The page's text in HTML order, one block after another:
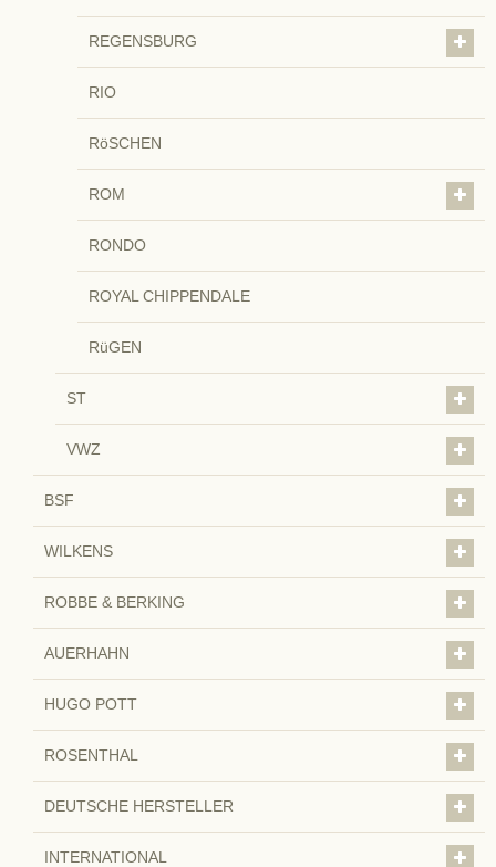
REGENSBURG
RIO
RöSCHEN
ROM
RONDO
ROYAL CHIPPENDALE
RüGEN
ST
VWZ
BSF
WILKENS
ROBBE & BERKING
AUERHAHN
HUGO POTT
ROSENTHAL
DEUTSCHE HERSTELLER
INTERNATIONAL